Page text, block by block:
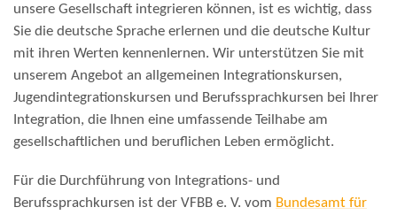
unsere Gesellschaft integrieren können, ist es wichtig, dass
Sie die deutsche Sprache erlernen und die deutsche Kultur
mit ihren Werten kennenlernen. Wir unterstützen Sie mit
unserem Angebot an allgemeinen Integrationskursen,
Jugendintegrationskursen und Berufssprachkursen bei Ihrer
Integration, die Ihnen eine umfassende Teilhabe am
gesellschaftlichen und beruflichen Leben ermöglicht.
Für die Durchführung von Integrations- und
Berufssprachkursen ist der VFBB e. V. vom Bundesamt für